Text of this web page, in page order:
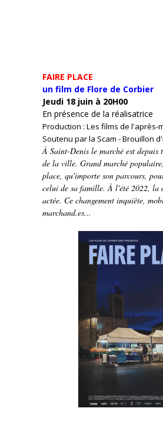
FAIRE PLACE
un film de Flore de Corbier
Jeudi 18 juin à 20H00
En présence de la réalisatrice
Production : Les films de l'après-
Soutenu par la Scam - Brouillon
À Saint-Denis le marché est
de la ville. Grand marché
place, qu'importe son parcours,
celui de sa famille. À l'été 2022, la
actée. Ce changement inquiète,
marchand.es...